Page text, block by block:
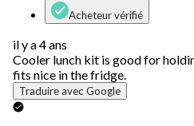
Acheteur vérifié
il y a 4 ans
Cooler lunch kit is good for
fits nice in the fridge.
Traduire avec Google